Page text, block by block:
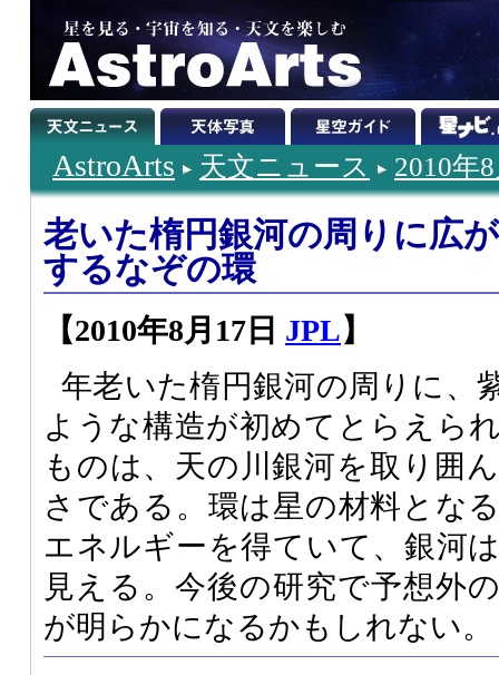
AstroArts 天文ニュース 2010年
老いた楕円銀河の周りに広
するなぞの環
【2010年8月17日 JPL】
年老いた楕円銀河の周りに、
ような構造が初めてとらえら
ものは、天の川銀河を取り囲
さである。環は星の材料とな
エネルギーを得ていて、銀河
見える。今後の研究で予想外
が明らかになるかもしれない。